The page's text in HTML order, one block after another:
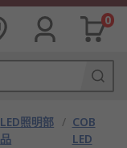
0
LED照明部
品
/ COB
LED